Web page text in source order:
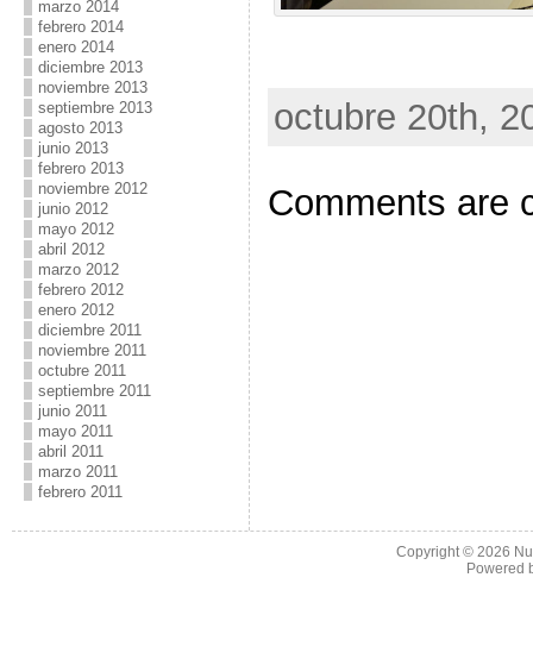
marzo 2014
febrero 2014
enero 2014
diciembre 2013
noviembre 2013
septiembre 2013
agosto 2013
junio 2013
febrero 2013
noviembre 2012
junio 2012
mayo 2012
abril 2012
marzo 2012
febrero 2012
enero 2012
diciembre 2011
noviembre 2011
octubre 2011
septiembre 2011
junio 2011
mayo 2011
abril 2011
marzo 2011
febrero 2011
octubre 20th,
Comments are
Copyright © 2026
Powered